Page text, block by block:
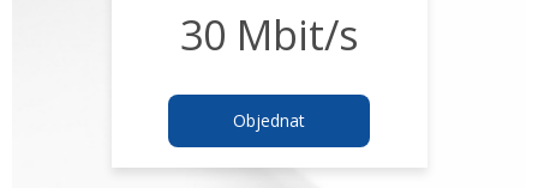
30 Mbit/s
Objednat